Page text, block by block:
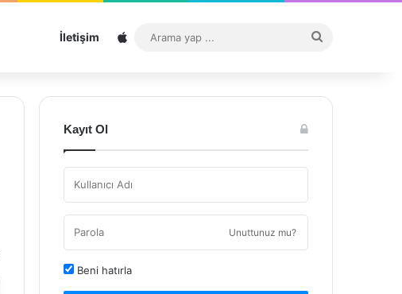
İletişim Sitemap
...
Kayıt Ol
Unuttunuz mu?
Beni hatırla